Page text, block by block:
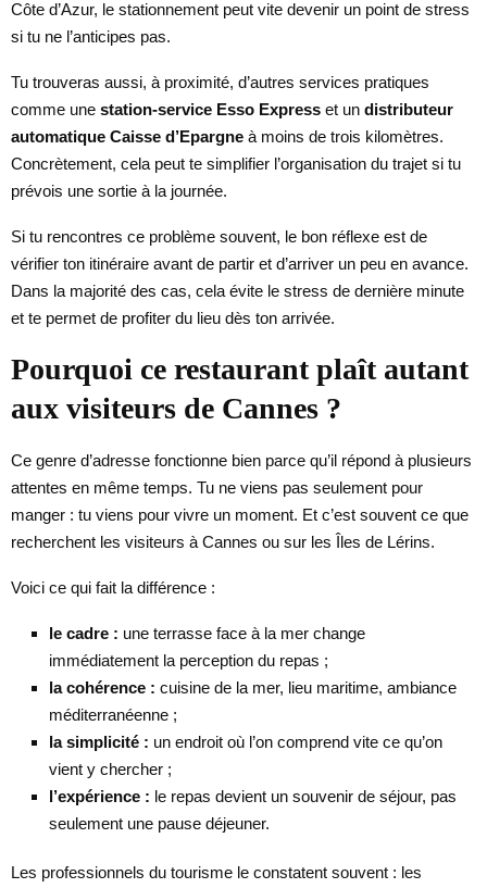
Côte d’Azur, le stationnement peut vite devenir un point de stress
si tu ne l’anticipes pas.
Tu trouveras aussi, à proximité, d’autres services pratiques
comme une station-service Esso Express et un distributeur
automatique Caisse d’Epargne à moins de trois kilomètres.
Concrètement, cela peut te simplifier l’organisation du trajet si tu
prévois une sortie à la journée.
Si tu rencontres ce problème souvent, le bon réflexe est de
vérifier ton itinéraire avant de partir et d’arriver un peu en avance.
Dans la majorité des cas, cela évite le stress de dernière minute
et te permet de profiter du lieu dès ton arrivée.
Pourquoi ce restaurant plaît autant
aux visiteurs de Cannes ?
Ce genre d’adresse fonctionne bien parce qu’il répond à plusieurs
attentes en même temps. Tu ne viens pas seulement pour
manger : tu viens pour vivre un moment. Et c’est souvent ce que
recherchent les visiteurs à Cannes ou sur les Îles de Lérins.
Voici ce qui fait la différence :
le cadre : une terrasse face à la mer change
immédiatement la perception du repas ;
la cohérence : cuisine de la mer, lieu maritime, ambiance
méditerranéenne ;
la simplicité : un endroit où l’on comprend vite ce qu’on
vient y chercher ;
l’expérience : le repas devient un souvenir de séjour, pas
seulement une pause déjeuner.
Les professionnels du tourisme le constatent souvent : les